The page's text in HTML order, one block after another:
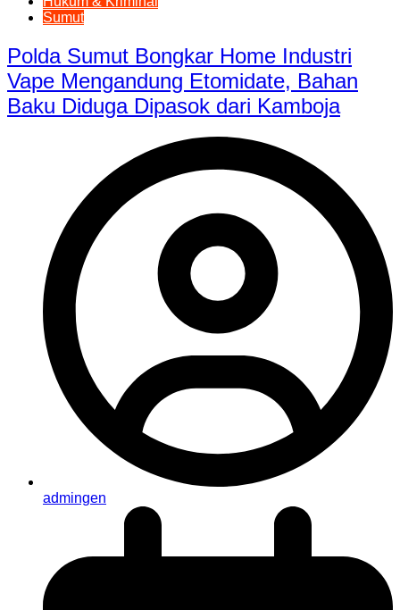
Sumut
Polda Sumut Bongkar Home Industri
Vape Mengandung Etomidate, Bahan
Baku Diduga Dipasok dari Kamboja
admingen